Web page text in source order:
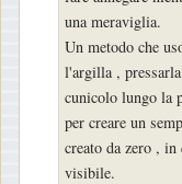
una meraviglia.
Un metodo che
l'argilla ,
cunicolo lungo la
per creare un
creato da zero ,
visibile.